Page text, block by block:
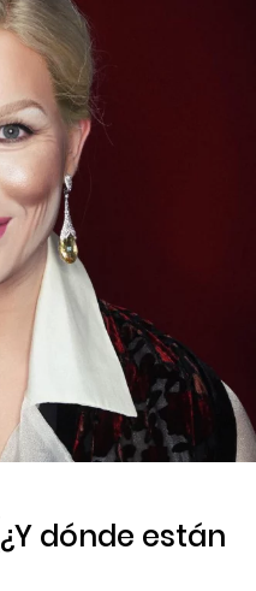
¿Y dónde están